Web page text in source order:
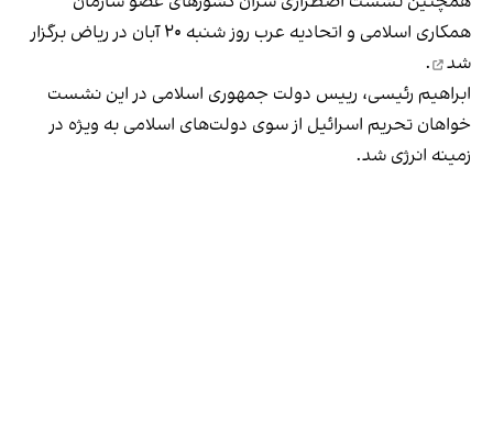
همکاری اسلامی و اتحادیه عرب روز شنبه ۲۰ آبان در ریاض
برگزار
شد
.
ابراهیم رئیسی، رییس دولت جمهوری اسلامی در این نشست
خواهان تحریم اسرائیل از سوی دولت‌های اسلامی به ویژه در
زمینه انرژی شد.